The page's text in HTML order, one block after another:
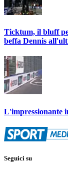
Ticktum, il bluff
beffa Dennis
L'impressionante
Seguici su